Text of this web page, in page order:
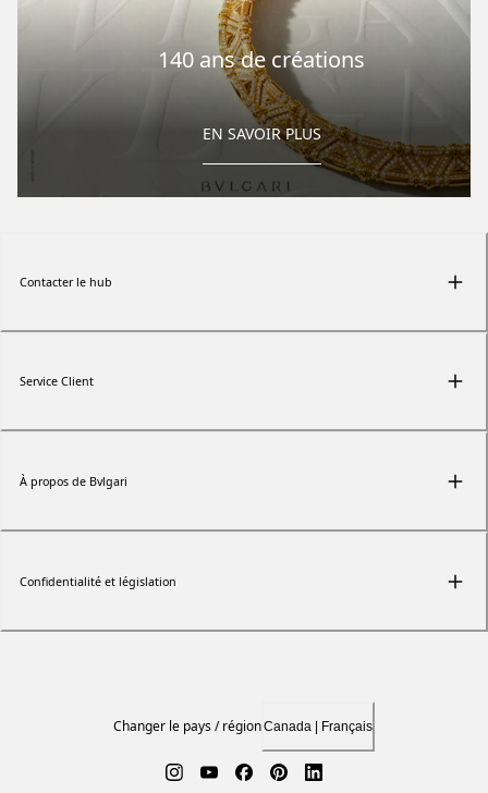
140 ans de créations
EN SAVOIR PLUS
Contacter le hub
Service Client
À propos de Bvlgari
Confidentialité et législation
Changer le pays / régionCanada | Français